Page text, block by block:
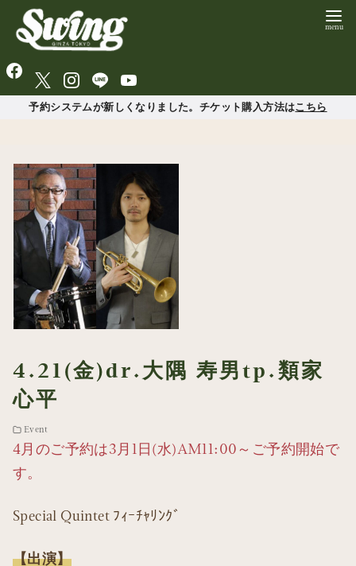
予約システムが新しくなりました。チケット購入方法はこちら
4.21(金)dr.大隅 寿男tp.類家
心平
Event
4月のご予約は3月1日(水)AM11:00～ご予約開始で
す。
Special Quintet ﾌｨｰﾁｬﾘﾝｸﾞ
【出演】